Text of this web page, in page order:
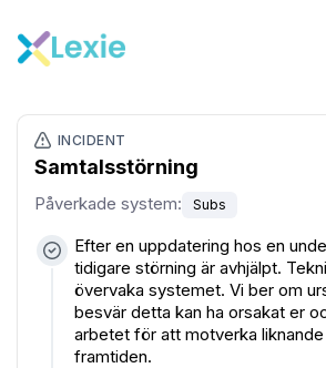
INCIDENT
Samtalsstörning
Påverkade system: Subs
Efter en uppdatering hos en
tidigare störning är avhjälpt.
övervaka systemet. Vi ber om
besvär detta kan ha orsakat er
arbetet för att motverka liknande
framtiden.